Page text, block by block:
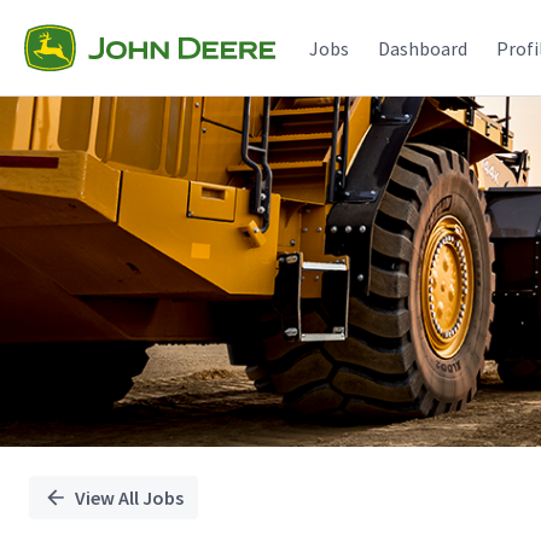
Jobs Dashboard
Single
Position
View All Jobs